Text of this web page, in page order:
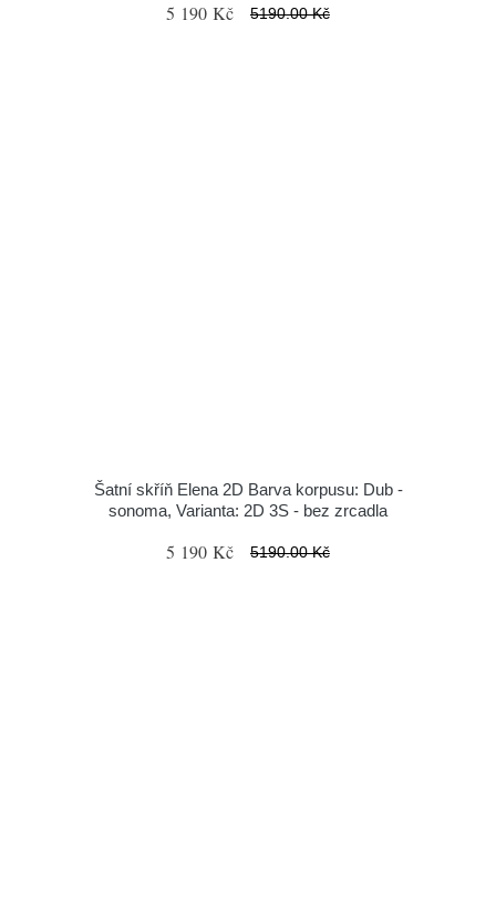
5 190 Kč 5190.00 Kč
Šatní skříň Elena 2D Barva korpusu: Dub -
sonoma, Varianta: 2D 3S - bez zrcadla
5 190 Kč 5190.00 Kč